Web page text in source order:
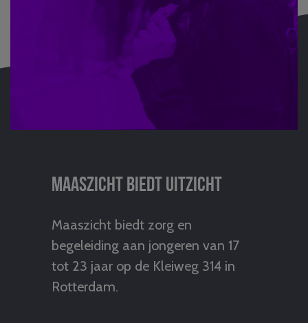
Maaszicht biedt uitzicht
Maaszicht biedt zorg en
begeleiding aan jongeren van 17
tot 23 jaar op de Kleiweg 314 in
Rotterdam.